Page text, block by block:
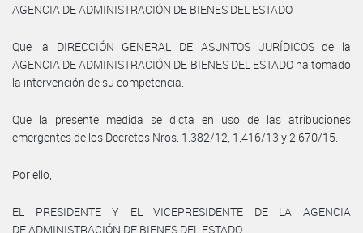
AGENCIA DE ADMINISTRACIÓN DE BIENES DEL ESTADO.
Que la DIRECCIÓN GENERAL DE ASUNTOS JURÍDICOS de la
AGENCIA DE ADMINISTRACIÓN DE BIENES DEL ESTADO ha tomado
la intervención de su competencia.
Que la presente medida se dicta en uso de las atribuciones
emergentes de los Decretos Nros. 1.382/12, 1.416/13 y 2.670/15.
Por ello,
EL PRESIDENTE Y EL VICEPRESIDENTE DE LA AGENCIA
DE ADMINISTRACIÓN DE BIENES DEL ESTADO